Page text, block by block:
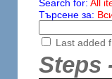
Search for: All
Търсене за:
Last added
Steps